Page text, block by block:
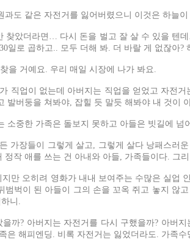
과도 같은 자전거를 잃어버렸으니 이것은 하늘
찾았더라면… 다시 돈을 벌고 잘 살 수 있을 텐
일로 곱하고.. 모두 더해 봐. 더 바랄 게 없잖아
을 거예요. 우리 매일 시장에 나가 봐요.
직업이 없는데 아버지는 직업을 얻었고 자전
발버둥을 쳐봐야, 잡힐 듯 말듯 해봐야 내 것이
소중한 가족은 돌보지 못하고 아들은 빗길에
가장들이 그렇게 살고, 그렇게 살다 낭패스러
정작 애를 쓰는 건 아내와 아들, 가족들이다. 그
만 오히려 영화가 내내 보여주는 수많은 실업
범벅이 된 아들이 그의 손을 꼬옥 쥐고 놓지 않
니.
까? 아버지는 자전거를 다시 구했을까? 아버
은 해피엔딩. 비록 자전거는 잃었더라도. 가족수